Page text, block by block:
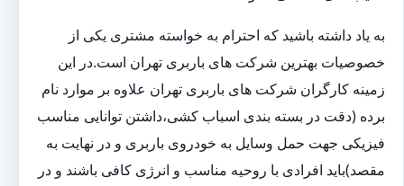
به یاد داشته باشید که احترام به خواسته مشتری یکی از
خصوصیات بهترین شرکت های باربری تهران است.در این
زمینه کارگران شرکت های باربری تهران علاوه بر موارد نام
برده (دقت در بسته بندی اسباب کشی،داشتن توانایی مناسب
فیزیکی جهت حمل وسایل به خودروی باربری و در نهایت به
مقصد)باید افرادی با روحیه مناسب و انرژی کافی باشند و در